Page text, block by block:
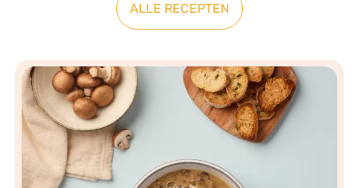
ALLE RECEPTEN